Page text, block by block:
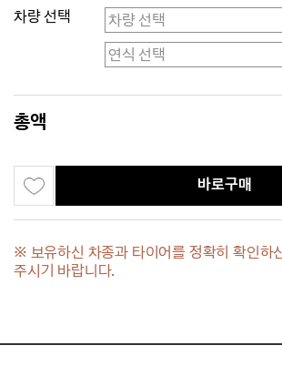
차량 선택
총액
바로구매
※ 보유하신 차종과 타이어를 정확히 확인하
주시기 바랍니다.